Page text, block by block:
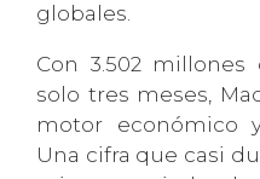
globales.
Con 3.502
solo tres meses,
motor económico
Una cifra que casi